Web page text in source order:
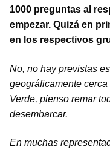
1000 preguntas al
empezar. Quizá en
en los respectivos
No, no hay previstas
geográficamente
Verde, pienso remar
desembarcar.
En muchas